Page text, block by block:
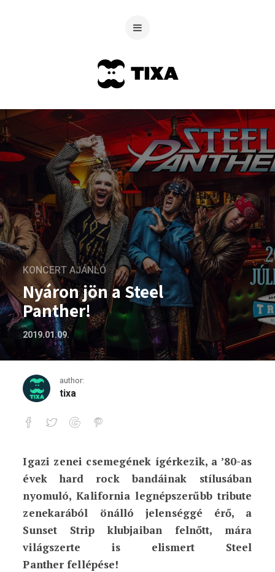
KONCERT AJÁNLÓ
Nyáron jön a Steel
Panther!
2019.01.09.
author:
tixa
Nyáron jön a Steel Panther!
Igazi zenei csemegének ígérkezik, a ’80-as
évek hard rock bandáinak stílusában
nyomuló, Kalifornia legnépszerűbb tribute
zenekarából önálló jelenséggé érő, a
Sunset Strip klubjaiban felnőtt, mára
világszerte is elismert Steel
Panther fellépése!